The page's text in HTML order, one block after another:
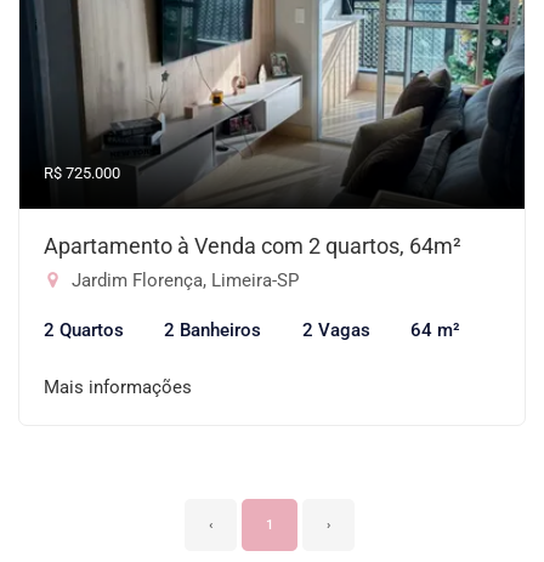
R$ 725.000
Apartamento à Venda com 2 quartos, 64m²
Jardim Florença, Limeira-SP
2 Quartos 2 Banheiros 2 Vagas 64 m²
Mais informações
‹ 1 ›